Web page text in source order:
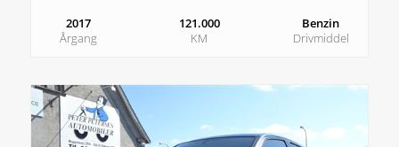
2017
Årgang
121.000
KM
Benzin
Drivmiddel